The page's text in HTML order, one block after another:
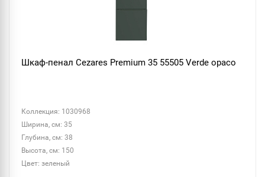
Шкаф-пенал Cezares Premium 35 55505 Verde opaco
Коллекция: 1030968
Ширина, см: 35
Глубина, см: 38
Высота, см: 150
Цвет: зеленый